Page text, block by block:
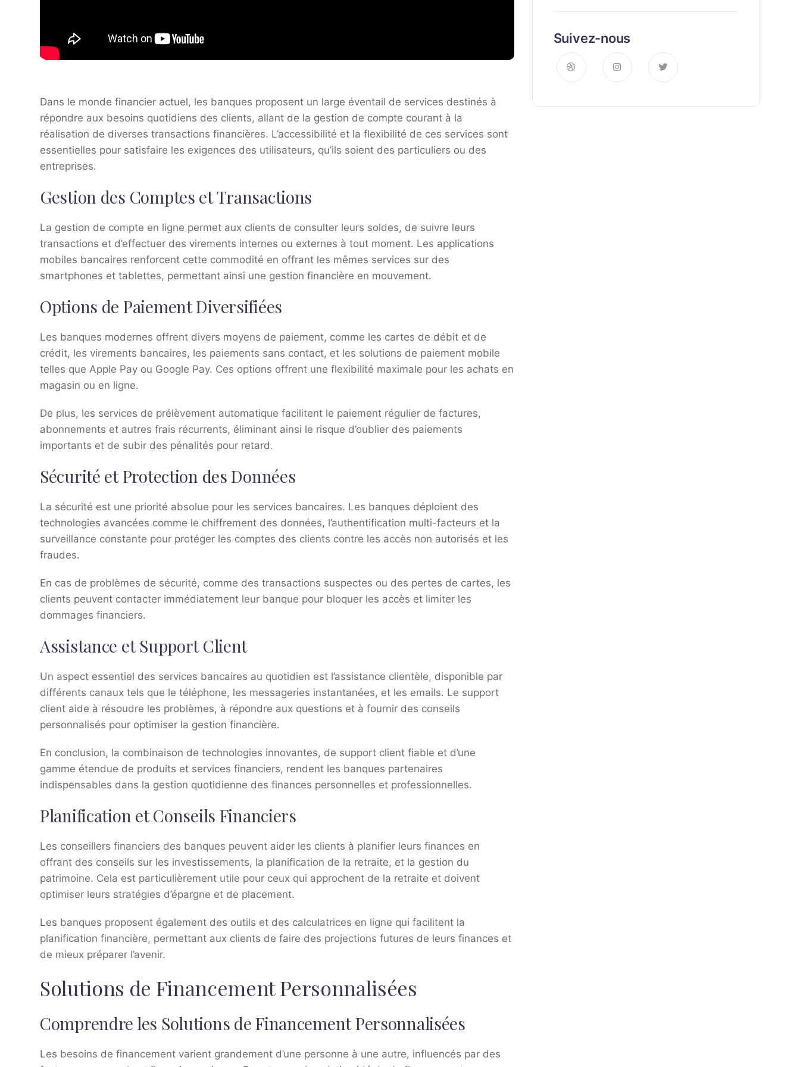
Dans le monde financier actuel, les banques proposent un large éventail de services destinés à
répondre aux besoins quotidiens des clients, allant de la gestion de compte courant à la
réalisation de diverses transactions financières. L’accessibilité et la flexibilité de ces services sont
essentielles pour satisfaire les exigences des utilisateurs, qu’ils soient des particuliers ou des
entreprises.
Gestion des Comptes et Transactions
La gestion de compte en ligne permet aux clients de consulter leurs soldes, de suivre leurs
transactions et d’effectuer des virements internes ou externes à tout moment. Les applications
mobiles bancaires renforcent cette commodité en offrant les mêmes services sur des
smartphones et tablettes, permettant ainsi une gestion financière en mouvement.
Options de Paiement Diversifiées
Les banques modernes offrent divers moyens de paiement, comme les cartes de débit et de
crédit, les virements bancaires, les paiements sans contact, et les solutions de paiement mobile
telles que Apple Pay ou Google Pay. Ces options offrent une flexibilité maximale pour les achats en
magasin ou en ligne.
De plus, les services de prélèvement automatique facilitent le paiement régulier de factures,
abonnements et autres frais récurrents, éliminant ainsi le risque d’oublier des paiements
importants et de subir des pénalités pour retard.
Sécurité et Protection des Données
La sécurité est une priorité absolue pour les services bancaires. Les banques déploient des
technologies avancées comme le chiffrement des données, l’authentification multi-facteurs et la
surveillance constante pour protéger les comptes des clients contre les accès non autorisés et les
fraudes.
En cas de problèmes de sécurité, comme des transactions suspectes ou des pertes de cartes, les
clients peuvent contacter immédiatement leur banque pour bloquer les accès et limiter les
dommages financiers.
Assistance et Support Client
Un aspect essentiel des services bancaires au quotidien est l’assistance clientèle, disponible par
différents canaux tels que le téléphone, les messageries instantanées, et les emails. Le support
client aide à résoudre les problèmes, à répondre aux questions et à fournir des conseils
personnalisés pour optimiser la gestion financière.
En conclusion, la combinaison de technologies innovantes, de support client fiable et d’une
gamme étendue de produits et services financiers, rendent les banques partenaires
indispensables dans la gestion quotidienne des finances personnelles et professionnelles.
Planification et Conseils Financiers
Les conseillers financiers des banques peuvent aider les clients à planifier leurs finances en
offrant des conseils sur les investissements, la planification de la retraite, et la gestion du
patrimoine. Cela est particulièrement utile pour ceux qui approchent de la retraite et doivent
optimiser leurs stratégies d’épargne et de placement.
Les banques proposent également des outils et des calculatrices en ligne qui facilitent la
planification financière, permettant aux clients de faire des projections futures de leurs finances et
de mieux préparer l’avenir.
Solutions de Financement Personnalisées
Comprendre les Solutions de Financement Personnalisées
Les besoins de financement varient grandement d’une personne à une autre, influencés par des
Suivez-nous